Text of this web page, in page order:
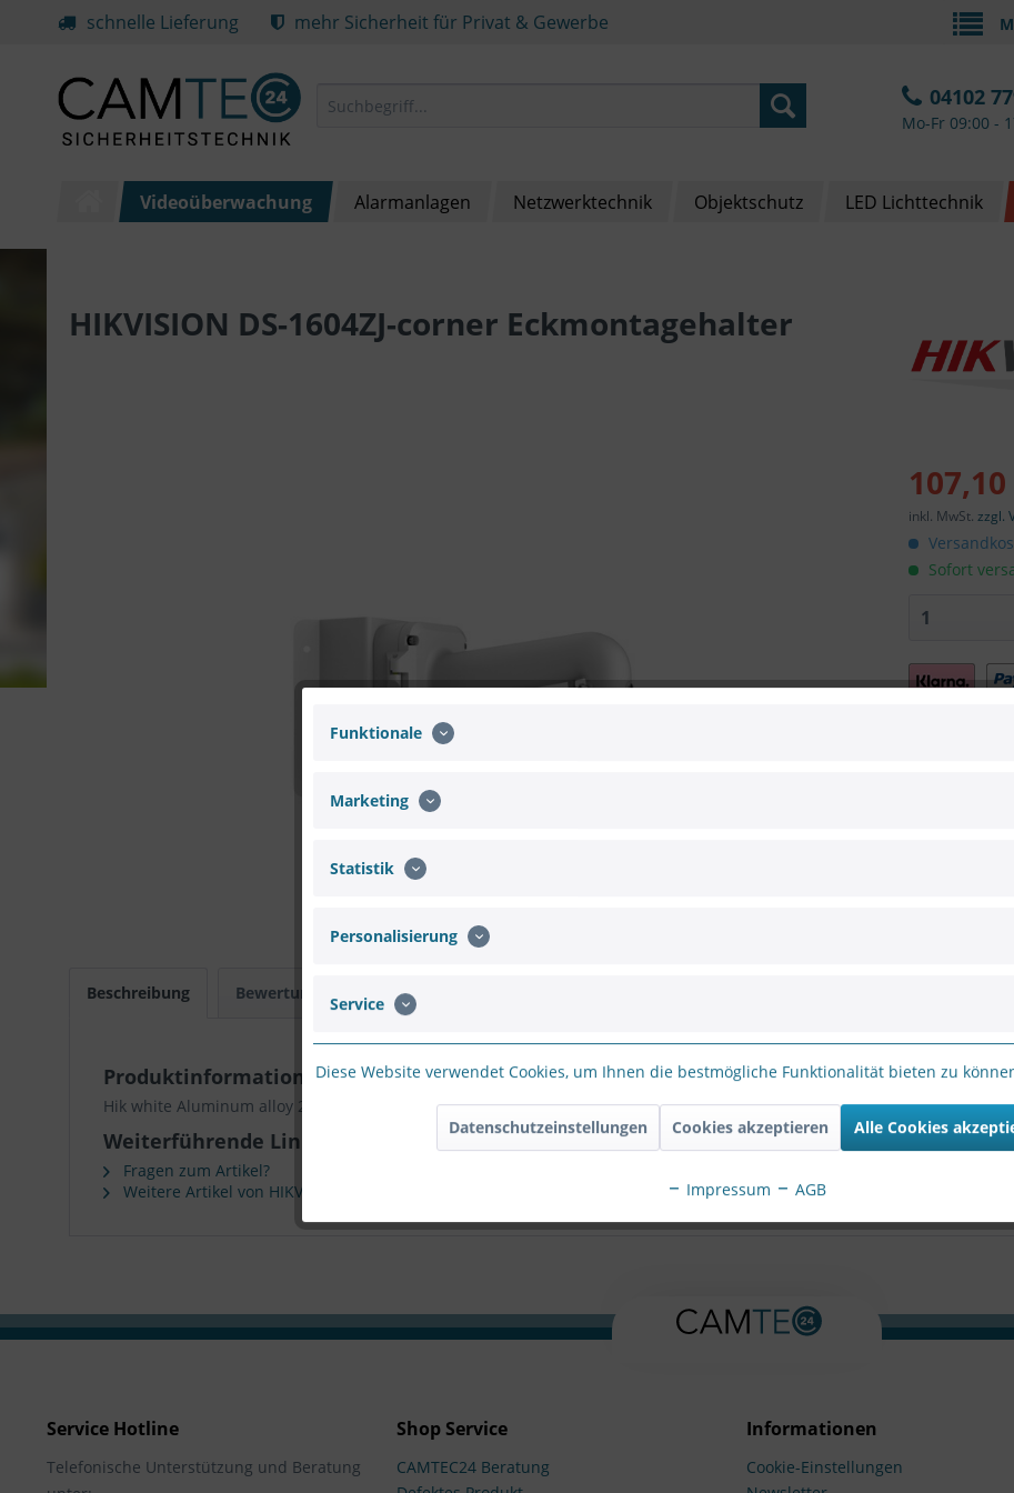
schnelle Lieferung mehr Sicherheit für Privat & Gewerbe
04102
Mo-Fr 09:00 -
Videoüberwachung Alarmanlagen Netzwerktechnik Objektschutz LED Lichttechnik
HIKVISION DS-1604ZJ-corner Eckmontagehalter
107,10
inkl. MwSt.zzgl.
Sofort
Hersteller
Beschreibung Bewertungen 0
Produktinformationen "HIKVISION DS-1604ZJ-corner Eckmontagehalter"
Hik white Aluminum alloy 206.8×261.8×465mm
Weiterführende Links zu "HIKVISION DS-1604ZJ-corner Eckmontagehalter"
Fragen zum Artikel?
Weitere Artikel von HIKVISION
Service Hotline
Telefonische Unterstützung und Beratung
Shop Service
CAMTEC24 Beratung
Informationen
Cookie-Einstellungen
Funktionale
Marketing
Statistik
Personalisierung
Service
Diese Website verwendet Cookies, um Ihnen die bestmögliche Funktionalität bieten zu
Datenschutzeinstellungen Cookies akzeptieren Alle Cookies
Impressum AGB